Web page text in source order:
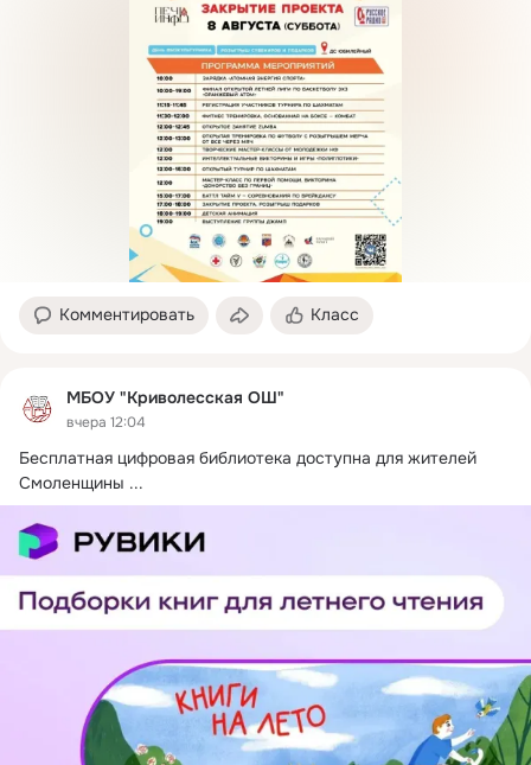
Комментировать Класс
МБОУ "Криволесская ОШ"
вчера 12:04
Бесплатная цифровая библиотека доступна для жителей
Смоленщины ...